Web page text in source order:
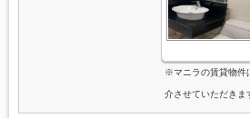
※マニラの賃貸物件
介させていただきま